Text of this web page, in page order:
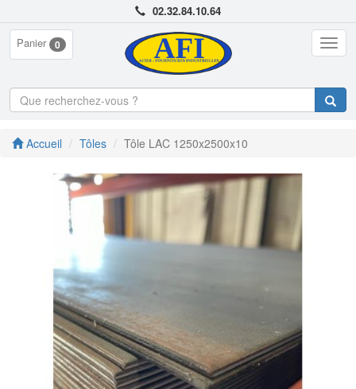
02.32.84.10.64
Panier 0
Accueil Tôles Tôle LAC 1250x2500x10